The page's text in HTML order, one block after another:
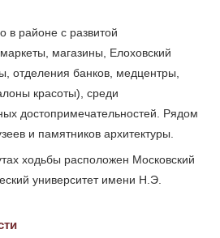
районе с развитой
магазины, Елоховский
отделения банков, медцентры,
красоты), среди
достопримечательностей. Рядом
и памятников архитектуры.
ходьбы расположен Московский
университет имени Н.Э.